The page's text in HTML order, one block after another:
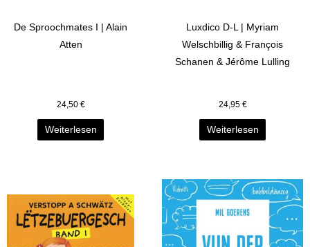
De Sproochmates I | Alain
Atten
24,50 €
Weiterlesen
Luxdico D-L | Myriam
Welschbillig & François
Schanen & Jérôme Lulling
24,95 €
Weiterlesen